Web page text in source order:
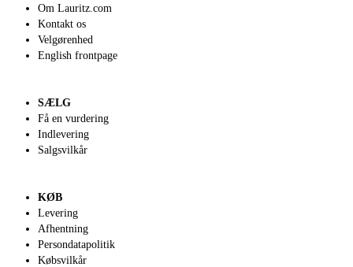
Om Lauritz.com
Kontakt os
Velgørenhed
English frontpage
SÆLG
Få en vurdering
Indlevering
Salgsvilkår
KØB
Levering
Afhentning
Persondatapolitik
Købsvilkår